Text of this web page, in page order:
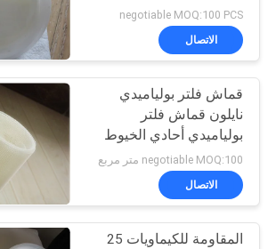
negotiable MOQ:100 PCS
الاتصال
قماش فلتر بولياميدي
نايلون قماش فلتر
بولياميدي أحادي الخيوط
للعمل بالمعادن
negotiable MOQ:100 متر مربع
الاتصال
المقاومة للكيماويات 25